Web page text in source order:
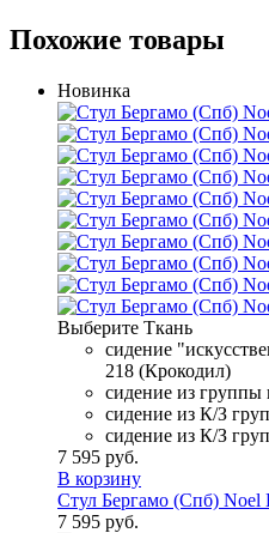
Похожие товары
Новинка
Выберите Ткань
сидение
218 (Крокодил)
сидение из
сидение из К/З
сидение из К/З
7 595 руб.
В корзину
Стул Бергамо (Спб) Noel
7 595 руб.